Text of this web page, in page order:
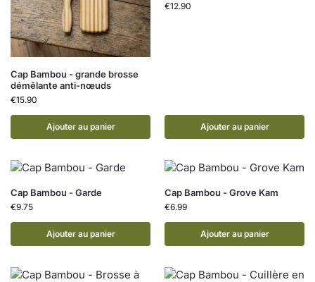
Cap Bambou - grande brosse
démêlante anti-nœuds
€15.90
Ajouter au panier
€12.90
Ajouter au panier
Cap Bambou - Garde
€9.75
Ajouter au panier
Cap Bambou - Grove Kam
€6.99
Ajouter au panier